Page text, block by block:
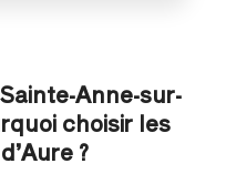
Anne-sur-
choisir les
?